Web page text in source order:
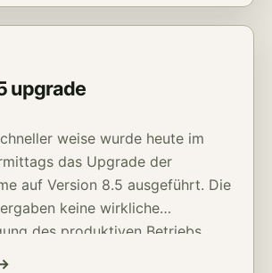
darf dann ab jetzt auch getrost
upgrade
weise wurde heute im
das Upgrade der
auf Version 8.5 ausgeführt. Die
keine wirkliche
des produktiven Betriebs.
zu irgendwelchen